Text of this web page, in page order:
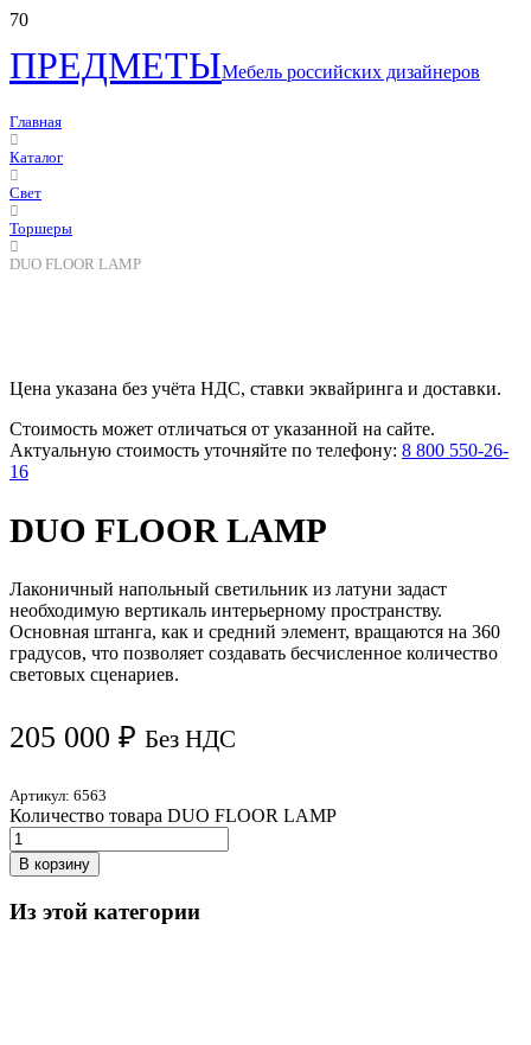
ПРЕДМЕТЫМебель российских дизайнеров
Главная
Каталог
Свет
Торшеры
DUO FLOOR LAMP
Цена указана без учёта НДС, ставки эквайринга и доставки.
Стоимость может отличаться от указанной на сайте.
Актуальную стоимость уточняйте по телефону: 8 800 550-26-
16
DUO FLOOR LAMP
Лаконичный напольный светильник из латуни задаст
необходимую вертикаль интерьерному пространству.
Основная штанга, как и средний элемент, вращаются на 360
градусов, что позволяет создавать бесчисленное количество
световых сценариев.
205 000 ₽ Без НДС
Артикул: 6563
Количество товара DUO FLOOR LAMP
В корзину
Из этой категории